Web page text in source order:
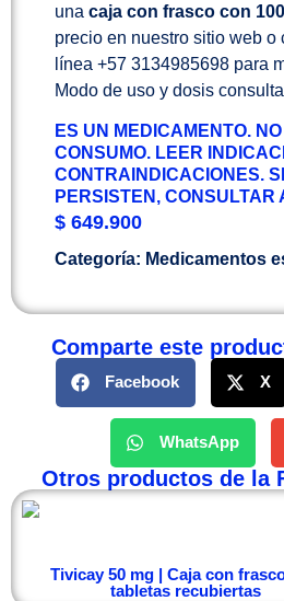
una caja con frasco con
precio en nuestro sitio web o
línea +57 3134985698 para
Modo de uso y dosis
ES UN MEDICAMENTO.
CONSUMO. LEER
CONTRAINDICACIONES.
PERSISTEN, CONSULTAR
$ 649.900
Categoría: Medicamentos
Comparte este
Facebook X
WhatsApp
Otros productos de la
Tivicay 50 mg | Caja con
tabletas recubiertas